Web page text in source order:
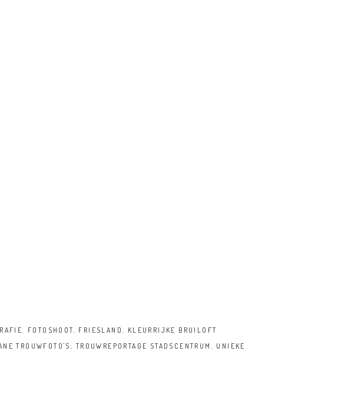
, FOTOSHOOT, FRIESLAND , KLEURRIJKE BRUILOFT
TROUWFOTO'S , TROUWREPORTAGE STADSCENTRUM , UNIEKE